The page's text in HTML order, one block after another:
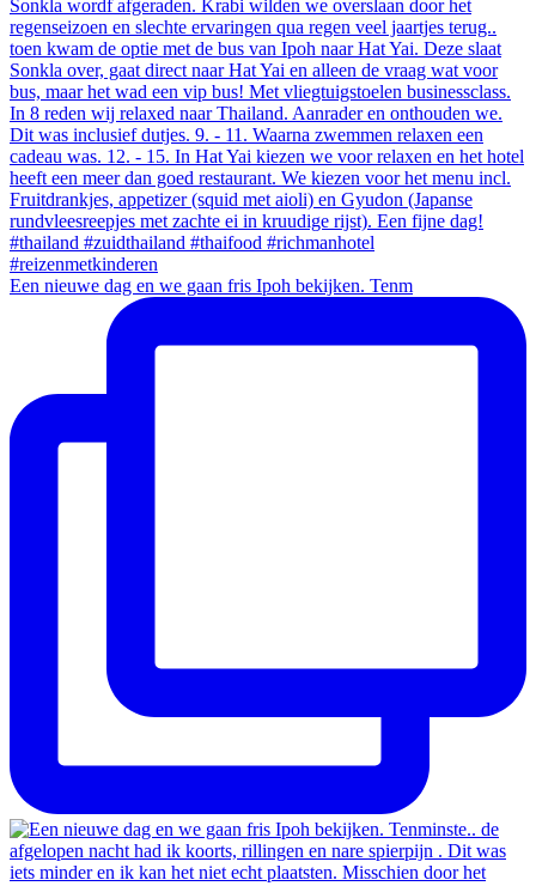
Een nieuwe dag en we gaan fris Ipoh bekijken. Tenm